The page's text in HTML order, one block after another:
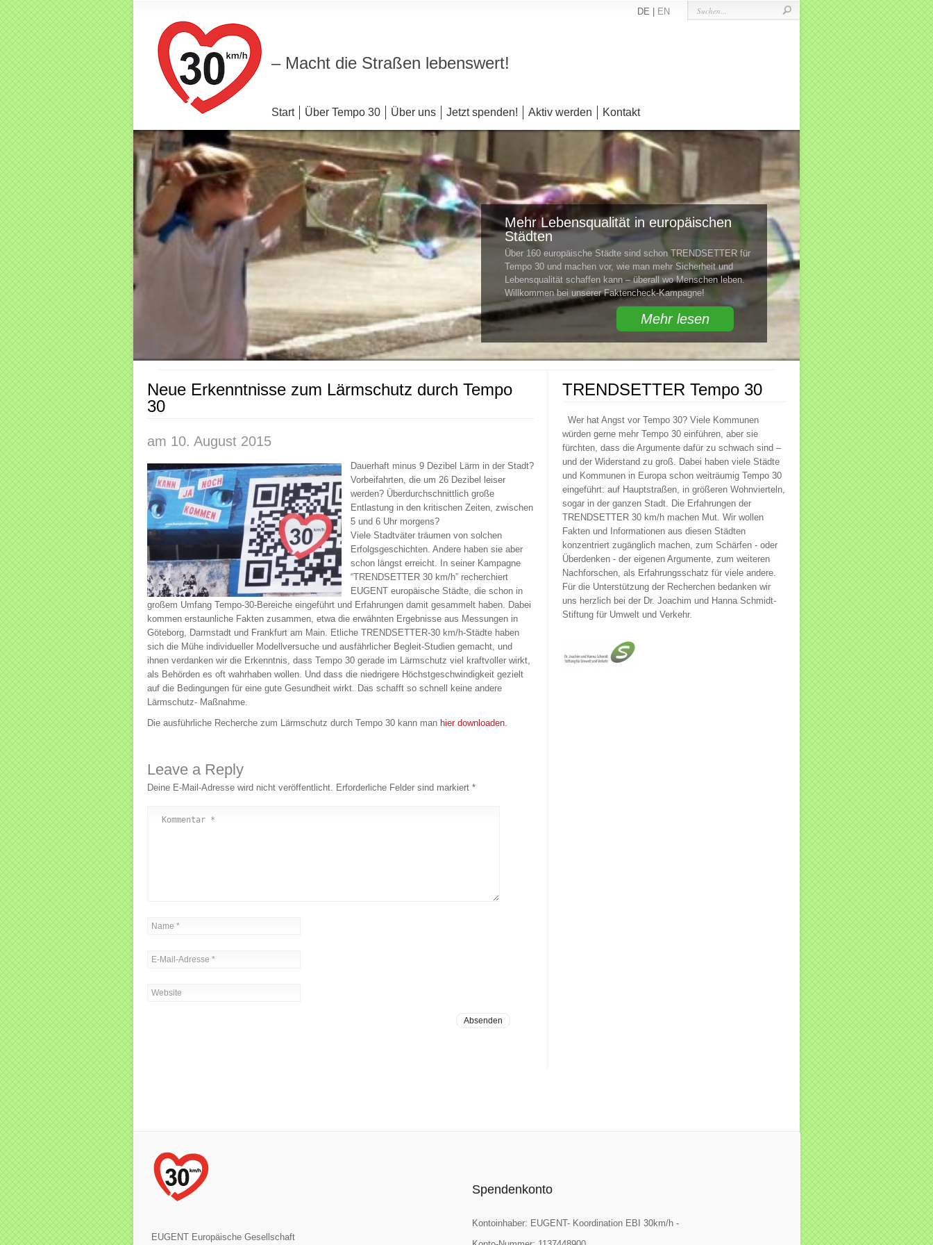
– Macht die Straßen lebenswert!
Start Über Tempo 30 Über uns Jetzt spenden! Aktiv werden Kontakt
DE | EN
Mehr Lebensqualität in europäischen
Städten
Über 160 europäische Städte sind schon TRENDSETTER für
Tempo 30 und machen vor, wie man mehr Sicherheit und
Lebensqualität schaffen kann – überall wo Menschen leben.
Willkommen bei unserer Faktencheck-Kampagne!
Mehr lesen
Neue Erkenntnisse zum Lärmschutz durch Tempo
30
am 10. August 2015
Dauerhaft minus 9 Dezibel Lärm in der Stadt?
Vorbeifahrten, die um 26 Dezibel leiser
werden? Überdurchschnittlich große
Entlastung in den kritischen Zeiten, zwischen
5 und 6 Uhr morgens?
Viele Stadtväter träumen von solchen
Erfolgsgeschichten. Andere haben sie aber
schon längst erreicht. In seiner Kampagne
“TRENDSETTER 30 km/h” recherchiert
EUGENT europäische Städte, die schon in
großem Umfang Tempo-30-Bereiche eingeführt und Erfahrungen damit gesammelt haben. Dabei
kommen erstaunliche Fakten zusammen, etwa die erwähnten Ergebnisse aus Messungen in
Göteborg, Darmstadt und Frankfurt am Main. Etliche TRENDSETTER-30 km/h-Städte haben
sich die Mühe individueller Modellversuche und ausfährlicher Begleit-Studien gemacht, und
ihnen verdanken wir die Erkenntnis, dass Tempo 30 gerade im Lärmschutz viel kraftvoller wirkt,
als Behörden es oft wahrhaben wollen. Und dass die niedrigere Höchstgeschwindigkeit gezielt
auf die Bedingungen für eine gute Gesundheit wirkt. Das schafft so schnell keine andere
Lärmschutz- Maßnahme.
Die ausführliche Recherche zum Lärmschutz durch Tempo 30 kann man hier downloaden.
Leave a Reply
Deine E-Mail-Adresse wird nicht veröffentlicht. Erforderliche Felder sind markiert *
TRENDSETTER Tempo 30
Wer hat Angst vor Tempo 30? Viele Kommunen
würden gerne mehr Tempo 30 einführen, aber sie
fürchten, dass die Argumente dafür zu schwach sind –
und der Widerstand zu groß. Dabei haben viele Städte
und Kommunen in Europa schon weiträumig Tempo 30
eingeführt: auf Hauptstraßen, in größeren Wohnvierteln,
sogar in der ganzen Stadt. Die Erfahrungen der
TRENDSETTER 30 km/h machen Mut. Wir wollen
Fakten und Informationen aus diesen Städten
konzentriert zugänglich machen, zum Schärfen - oder
Überdenken - der eigenen Argumente, zum weiteren
Nachforschen, als Erfahrungsschatz für viele andere.
Für die Unterstützung der Recherchen bedanken wir
uns herzlich bei der Dr. Joachim und Hanna Schmidt-
Stiftung für Umwelt und Verkehr.
Spendenkonto
EUGENT Europäische Gesellschaft
Kontoinhaber: EUGENT- Koordination EBI 30km/h -